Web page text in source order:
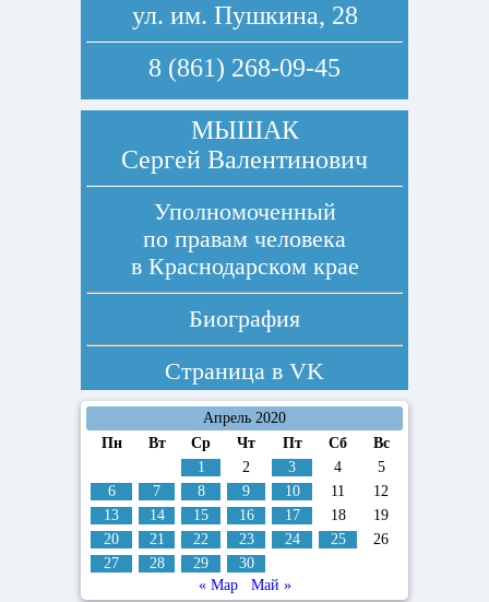
ул. им. Пушкина, 28
8 (861) 268-09-45
МЫШАК
Сергей Валентинович
Уполномоченный
по правам человека
в Краснодарском крае
Биография
Страница в VK
Апрель 2020
Пн
Вт Ср Чт Пт Сб
Вс
1
2 3 4
5
6
7 8 9 10 11
12
13
14 15 16 17 18
19
20
21 22 23 24 25
26
27
28 29
30
« Мар
Май »